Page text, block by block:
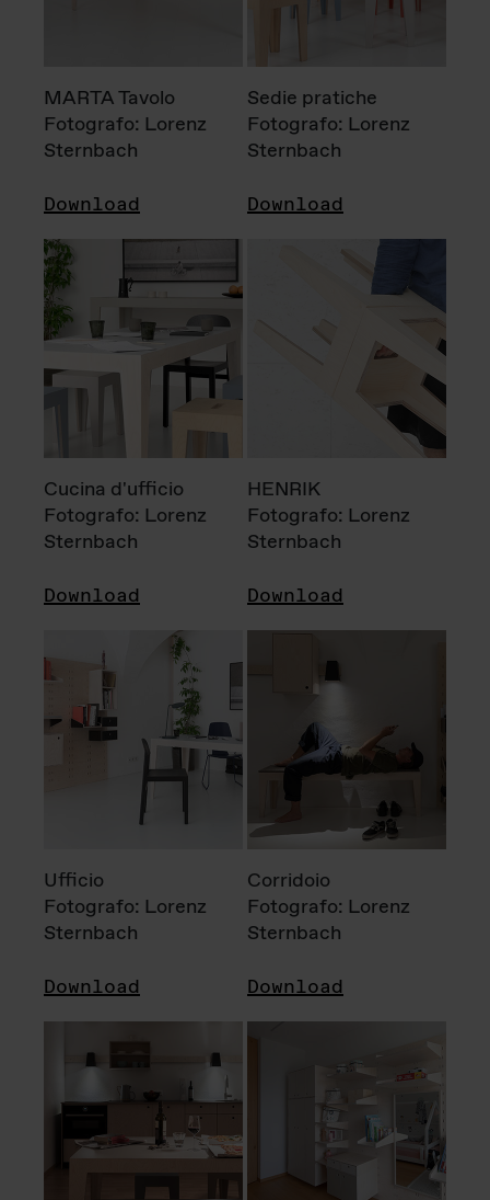
MARTA Tavolo
Fotografo: Lorenz
Sternbach
Download
Sedie pratiche
Fotografo: Lorenz
Sternbach
Download
Cucina d'ufficio
Fotografo: Lorenz
Sternbach
Download
HENRIK
Fotografo: Lorenz
Sternbach
Download
Ufficio
Fotografo: Lorenz
Sternbach
Download
Corridoio
Fotografo: Lorenz
Sternbach
Download